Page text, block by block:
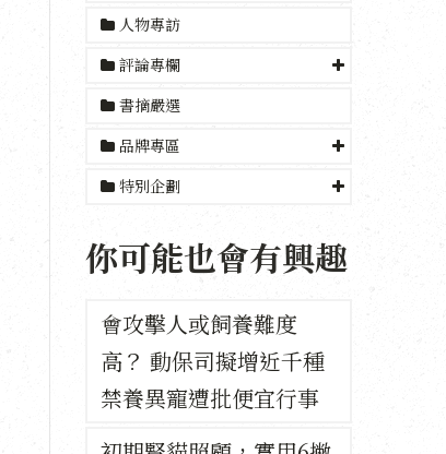
人物專訪
評論專欄
書摘嚴選
品牌專區
特別企劃
你可能也會有興趣
會攻擊人或飼養難度
高？ 動保司擬增近千種
禁養異寵遭批便宜行事